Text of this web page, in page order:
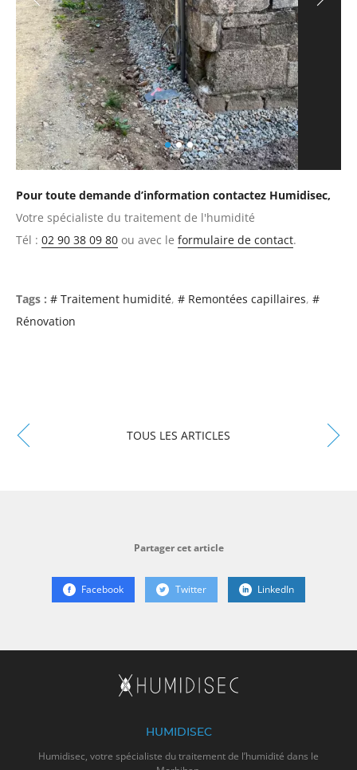
Pour toute demande d’information contactez Humidisec,
Votre spécialiste du traitement de l'humidité
Tél : 02 90 38 09 80 ou avec le formulaire de contact.
Tags : # Traitement humidité # Remontées capillaires #
Rénovation
TOUS LES ARTICLES
Partager cet article
Facebook Twitter LinkedIn
HUMIDISEC
Humidisec, votre spécialiste du traitement de l’humidité dans le